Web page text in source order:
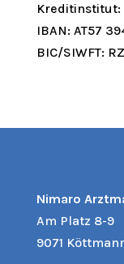
IBAN: AT57
BIC/SIWFT:
Nimaro
Am Platz 8-9
9071